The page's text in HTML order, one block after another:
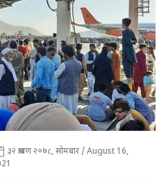
३२ श्रावण २०७८, सोमबार / August 16,